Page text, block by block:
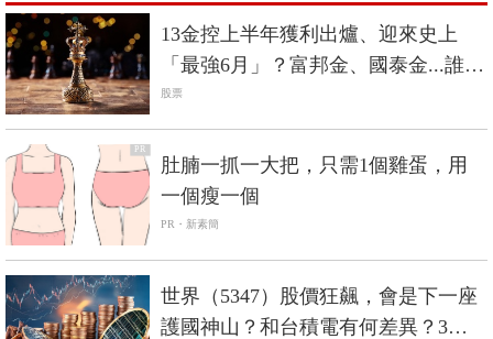
13金控上半年獲利出爐、迎來史上
「最強6月」？富邦金、國泰金...誰最
會賺？
股票
PR
肚腩一抓一大把，只需1個雞蛋，用
一個瘦一個
PR・新素簡
世界（5347）股價狂飆，會是下一座
護國神山？和台積電有何差異？3分